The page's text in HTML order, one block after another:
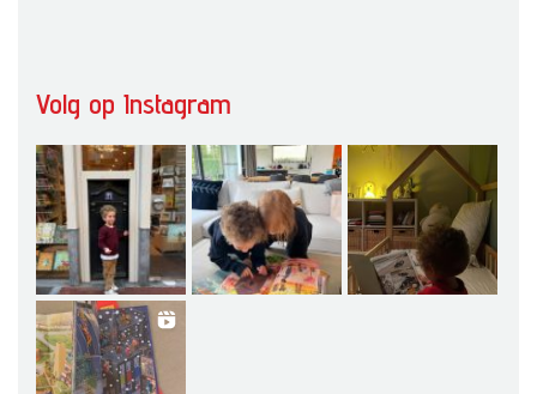
Volg op Instagram